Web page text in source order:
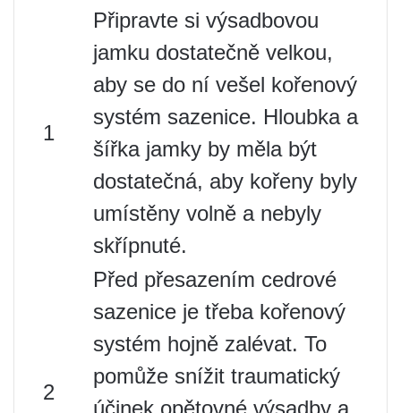
1
Připravte si výsadbovou
jamku dostatečně velkou,
aby se do ní vešel kořenový
systém sazenice. Hloubka a
šířka jamky by měla být
dostatečná, aby kořeny byly
umístěny volně a nebyly
skřípnuté.
2
Před přesazením cedrové
sazenice je třeba kořenový
systém hojně zalévat. To
pomůže snížit traumatický